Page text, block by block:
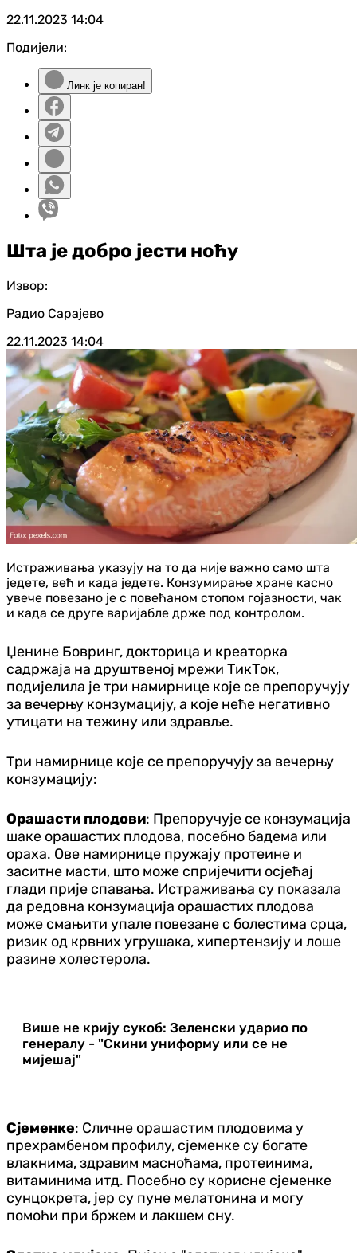
22.11.2023 14:04
Подијели:
Линк је копиран!
Шта је добро јести ноћу
Извор:
Радио Сарајево
22.11.2023 14:04
Истраживања указују на то да није важно само шта
једете, већ и када једете. Конзумирање хране касно
увече повезано је с повећаном стопом гојазности, чак
и када се друге варијабле држе под контролом.
Џенине Бовринг, докторица и креаторка
садржаја на друштвеној мрежи ТикТок,
подијелила је три намирнице које се препоручују
за вечерњу конзумацију, а које неће негативно
утицати на тежину или здравље.
Три намирнице које се препоручују за вечерњу
конзумацију:
Орашасти плодови: Препоручује се конзумација
шаке орашастих плодова, посебно бадема или
ораха. Ове намирнице пружају протеине и
заситне масти, што може спријечити осјећај
глади прије спавања. Истраживања су показала
да редовна конзумација орашастих плодова
може смањити упале повезане с болестима срца,
ризик од крвних угрушака, хипертензију и лоше
разине холестерола.
Више не крију сукоб: Зеленски ударио по
генералу - "Скини униформу или се не
мијешај"
Сјеменке: Сличне орашастим плодовима у
прехрамбеном профилу, сјеменке су богате
влакнима, здравим масноћама, протеинима,
витаминима итд. Посебно су корисне сјеменке
сунцокрета, јер су пуне мелатонина и могу
помоћи при бржем и лакшем сну.